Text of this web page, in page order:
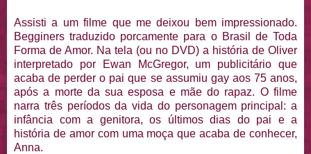
Assisti a um filme que me deixou bem impressionado.
Begginers traduzido porcamente para o Brasil de Toda
Forma de Amor. Na tela (ou no DVD) a história de Oliver
interpretado por Ewan McGregor, um publicitário que
acaba de perder o pai que se assumiu gay aos 75 anos,
após a morte da sua esposa e mãe do rapaz. O filme
narra três períodos da vida do personagem principal: a
infância com a genitora, os últimos dias do pai e a
história de amor com uma moça que acaba de conhecer,
Anna.